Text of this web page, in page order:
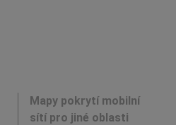
Mapy pokrytí mobilní
sítí pro jiné oblasti